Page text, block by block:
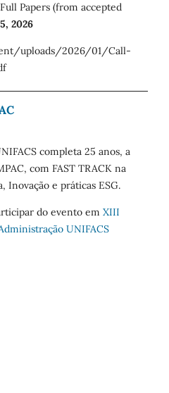
Papers (from accepted
2026
uploads/2026/01/Call-
completa 25 anos, a
com FAST TRACK na
Inovação e práticas ESG.
do evento em XIII
UNIFACS